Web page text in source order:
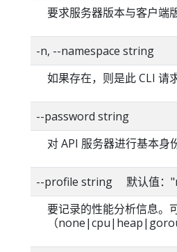
要求服务器版本与客户端
-n, --namespace string
如果存在，则是此 CLI 请
--password string
对 API 服务器进行基本身
--profile string 默认值：
要记录的性能分析信息。
（